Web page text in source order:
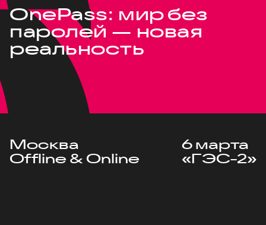
OnePass: мир без
паролей — новая
реальность
Москва
Offline & Online
6 марта
«ГЭС-2»